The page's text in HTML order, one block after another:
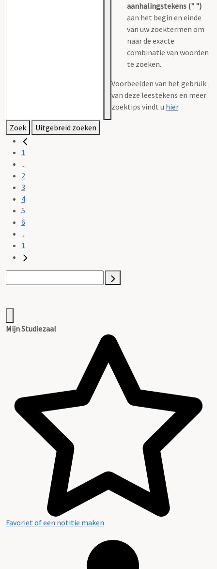
aanhalingstekens (" ")
aan het begin en einde
van uw zoektermen om
naar de exacte
combinatie van woorden
te zoeken.
Voorbeelden van het gebruik
van deze leestekens en meer
zoektips vindt u hier.
Zoek Uitgebreid zoeken
1
...
2
3
4
5
6
...
1
Mijn Studiezaal
Favoriet of een notitie maken